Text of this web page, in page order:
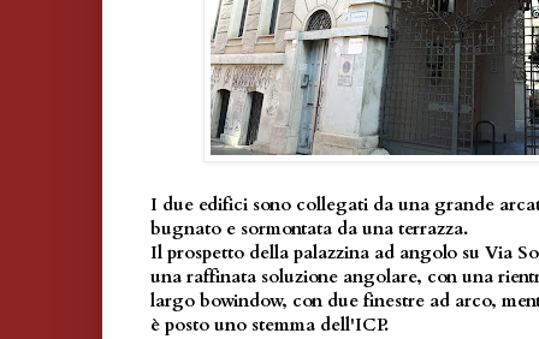
I due edifici sono collegati da una grande
bugnato e sormontata da una terrazza.
Il prospetto della palazzina ad angolo su Via
una raffinata soluzione angolare, con una
largo bowindow, con due finestre ad arco,
è posto uno stemma dell'ICP.